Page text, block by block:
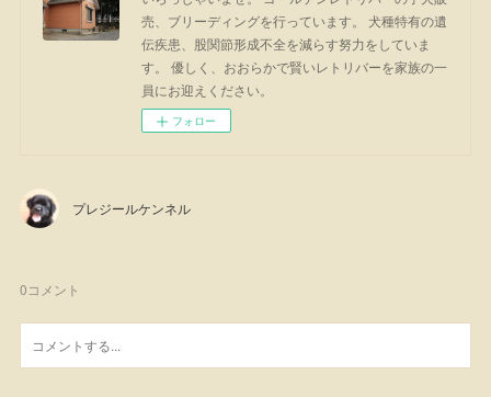
売、ブリーディングを行っています。 犬種特有の遺
伝疾患、股関節形成不全を減らす努力をしていま
す。 優しく、おおらかで賢いレトリバーを家族の一
員にお迎えください。
フォロー
プレジールケンネル
0コメント